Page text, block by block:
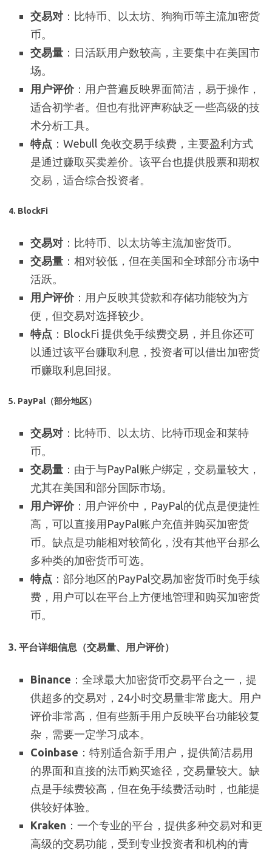
交易对 ：比特币、以太坊、狗狗币等主流加密货
币。
交易量 ：日活跃用户数较高，主要集中在美国市
场。
用户评价：用户普遍反映界面简洁，易于操作，
适合初学者。但也有批评声称缺乏一些高级的技
术分析工具。
特点 ：Webull 免收交易手续费，主要盈利方式
是通过赚取买卖差价。该平台也提供股票和期权
交易，适合综合投资者。
4. BlockFi
交易对 ：比特币、以太坊等主流加密货币。
交易量 ：相对较低，但在美国和全球部分市场中
活跃。
用户评价：用户反映其贷款和存储功能较为方
便，但交易对选择较少。
特点 ：BlockFi 提供免手续费交易，并且你还可
以通过该平台赚取利息，投资者可以借出加密货
币赚取利息回报。
5. PayPal（部分地区）
交易对 ：比特币、以太坊、比特币现金和莱特
币。
交易量 ：由于与PayPal账户绑定，交易量较大，
尤其在美国和部分国际市场。
用户评价：用户评价中，PayPal的优点是便捷性
高，可以直接用PayPal账户充值并购买加密货
币。缺点是功能相对较简化，没有其他平台那么
多种类的加密货币可选。
特点 ：部分地区的PayPal交易加密货币时免手续
费，用户可以在平台上方便地管理和购买加密货
币。
3. 平台详细信息（交易量、用户评价）
Binance ：全球最大加密货币交易平台之一，提
供超多的交易对，24小时交易量非常庞大。用户
评价非常高，但有些新手用户反映平台功能较复
杂，需要一定学习成本。
Coinbase ：特别适合新手用户，提供简洁易用
的界面和直接的法币购买途径，交易量较大。缺
点是手续费较高，但在免手续费活动时，也能提
供较好体验。
Kraken ：一个专业的平台，提供多种交易对和更
高级的交易功能，受到专业投资者和机构的青